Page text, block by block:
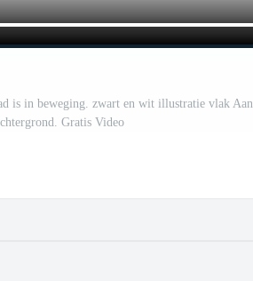
is in beweging. zwart en wit illustratie vlak Aan
Gratis Video